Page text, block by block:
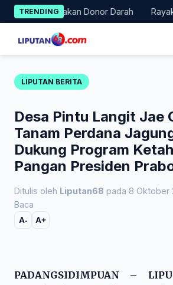
Skip
to
content
TRENDING
Gerakan Donor Darah Rayakan
LIPUTAN BERITA
Desa Pintu Langit Jae
Tanam Perdana
Dukung Program
Pangan Presiden
Ditulis oleh Liputan68 pada 8 Oktober
Baca
A- A+
PADANGSIDIMPUAN –